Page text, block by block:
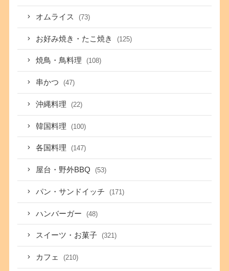
オムライス (73)
お好み焼き・たこ焼き (125)
焼鳥・鳥料理 (108)
串かつ (47)
沖縄料理 (22)
韓国料理 (100)
各国料理 (147)
屋台・野外BBQ (53)
パン・サンドイッチ (171)
ハンバーガー (48)
スイーツ・お菓子 (321)
カフェ (210)